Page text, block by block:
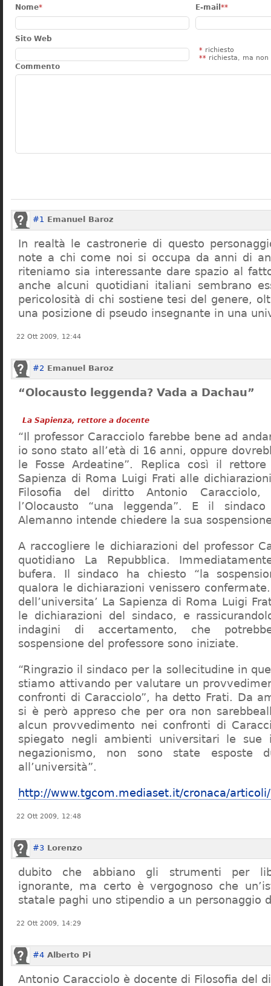
Nome* E-mail **
Sito Web
* richiesto
** richiesta, ma non
Commento
#1 Emanuel Baroz
In realtà le castronerie di questo
note a chi come noi si occupa da anni di
riteniamo sia interessante dare spazio al fatto
anche alcuni quotidiani italiani sembrano
pericolosità di chi sostiene tesi del genere,
una posizione di pseudo insegnante in una
22 Ott 2009, 12:44
#2 Emanuel Baroz
“Olocausto leggenda? Vada a Dachau”
La Sapienza, rettore a docente
“Il professor Caracciolo farebbe bene ad
io sono stato all’età di 16 anni, oppure
le Fosse Ardeatine”. Replica così il rettore
Sapienza di Roma Luigi Frati alle
Filosofia del diritto Antonio
l’Olocausto “una leggenda”. E il
Alemanno intende chiedere la sua
A raccogliere le dichiarazioni del professor
quotidiano La Repubblica.
bufera. Il sindaco ha chiesto “la
qualora le dichiarazioni venissero
dell’universita’ La Sapienza di Roma Luigi
le dichiarazioni del sindaco, e
indagini di accertamento, che
sospensione del professore sono iniziate.
“Ringrazio il sindaco per la sollecitudine in
stiamo attivando per valutare un
confronti di Caracciolo”, ha detto Frati. Da
si è però appreso che per ora non
alcun provvedimento nei confronti di
spiegato negli ambienti universitari le sue
negazionismo, non sono state esposte
all’università”.
http://www.tgcom.mediaset.it/cronaca/
22 Ott 2009, 12:48
#3 Lorenzo
dubito che abbiano gli strumenti per
ignorante, ma certo è vergognoso che
statale paghi uno stipendio a un personaggio
22 Ott 2009, 14:29
#4 Alberto Pi
Antonio Caracciolo è docente di Filosofia del